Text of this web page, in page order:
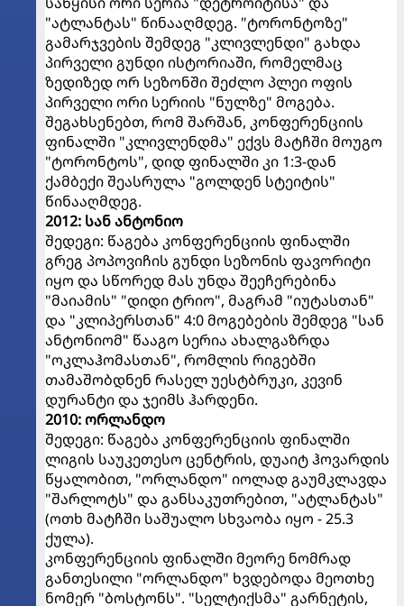
"ატლანტას" წინააღმდეგ. "ტორონტოზე"
გამარჯვების შემდეგ "კლივლენდი" გახდა
პირველი გუნდი ისტორიაში, რომელმაც
ზედიზედ ორ სეზონში შეძლო პლეი ოფის
პირველი ორი სერიის "ნულზე" მოგება.
შეგახსენებთ, რომ შარშან, კონფერენციის
ფინალში "კლივლენდმა" ექვს მატჩში მოუგო
"ტორონტოს", დიდ ფინალში კი 1:3-დან
ქამბექი შეასრულა "გოლდენ სტეიტის"
წინააღმდეგ.
2012: სან ანტონიო
შედეგი: წაგება კონფერენციის ფინალში
გრეგ პოპოვიჩის გუნდი სეზონის ფავორიტი
იყო და სწორედ მას უნდა შეეჩერებინა
"მაიამის" "დიდი ტრიო", მაგრამ "იუტასთან"
და "კლიპერსთან" 4:0 მოგებების შემდეგ "სან
ანტონიომ" წააგო სერია ახალგაზრდა
"ოკლაჰომასთან", რომლის რიგებში
თამაშობდნენ რასელ უესტბრუკი, კევინ
დურანტი და ჯეიმს ჰარდენი.
2010: ორლანდო
შედეგი: წაგება კონფერენციის ფინალში
ლიგის საუკეთესო ცენტრის, დუაიტ ჰოვარდის
წყალობით, "ორლანდო" იოლად გაუმკლავდა
"შარლოტს" და განსაკუთრებით, "ატლანტას"
(ოთხ მატჩში საშუალო სხვაობა იყო - 25.3
ქულა).
კონფერენციის ფინალში მეორე ნომრად
განთესილი "ორლანდო" ხვდებოდა მეოთხე
ნომერ "ბოსტონს". "სელტიქსმა" გარნეტის,